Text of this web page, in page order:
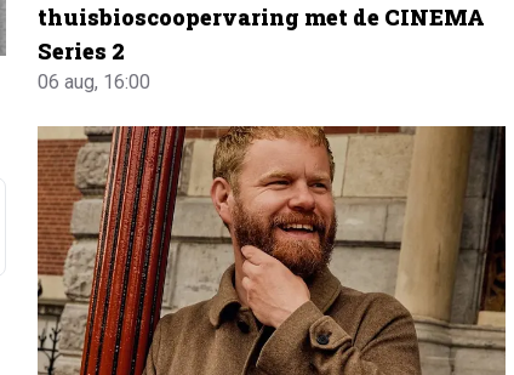
thuisbioscoopervaring met de CINEMA
Series 2
06 aug, 16:00